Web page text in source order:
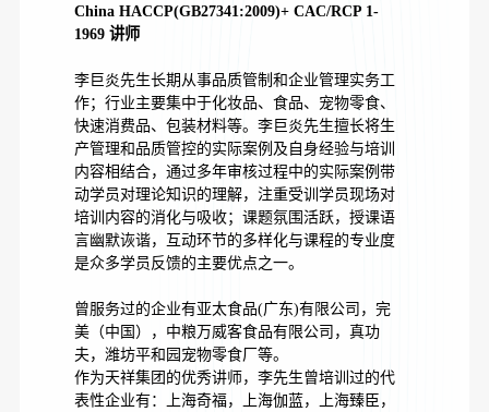
China HACCP(GB27341:2009)+ CAC/RCP 1-
1969 讲师
李巨炎先生长期从事品质管制和企业管理实务工
作；行业主要集中于化妆品、食品、宠物零食、
快速消费品、包装材料等。李巨炎先生擅长将生
产管理和品质管控的实际案例及自身经验与培训
内容相结合，通过多年审核过程中的实际案例带
动学员对理论知识的理解，注重受训学员现场对
培训内容的消化与吸收；课题氛围活跃，授课语
言幽默诙谐，互动环节的多样化与课程的专业度
是众多学员反馈的主要优点之一。
曾服务过的企业有亚太食品(广东)有限公司，完
美（中国），中粮万威客食品有限公司，真功
夫，潍坊平和园宠物零食厂等。
作为天祥集团的优秀讲师，李先生曾培训过的代
表性企业有：上海奇福，上海伽蓝，上海臻臣，